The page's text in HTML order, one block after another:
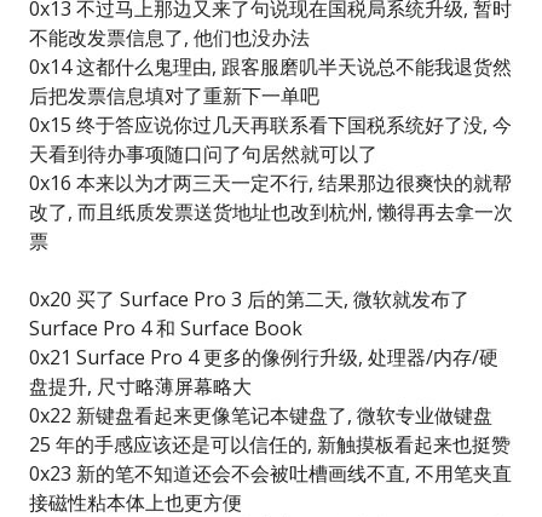
0x13 不过马上那边又来了句说现在国税局系统升级, 暂时
不能改发票信息了, 他们也没办法
0x14 这都什么鬼理由, 跟客服磨叽半天说总不能我退货然
后把发票信息填对了重新下一单吧
0x15 终于答应说你过几天再联系看下国税系统好了没, 今
天看到待办事项随口问了句居然就可以了
0x16 本来以为才两三天一定不行, 结果那边很爽快的就帮
改了, 而且纸质发票送货地址也改到杭州, 懒得再去拿一次
票
0x20 买了 Surface Pro 3 后的第二天, 微软就发布了
Surface Pro 4 和 Surface Book
0x21 Surface Pro 4 更多的像例行升级, 处理器/内存/硬
盘提升, 尺寸略薄屏幕略大
0x22 新键盘看起来更像笔记本键盘了, 微软专业做键盘
25 年的手感应该还是可以信任的, 新触摸板看起来也挺赞
0x23 新的笔不知道还会不会被吐槽画线不直, 不用笔夹直
接磁性粘本体上也更方便